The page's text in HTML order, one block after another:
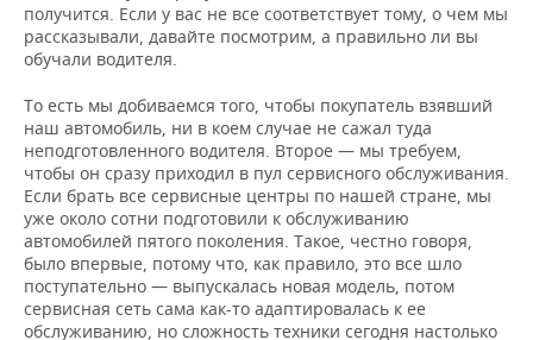
получится. Если у вас не все соответствует тому, о чем мы
рассказывали, давайте посмотрим, а правильно ли вы
обучали водителя.
То есть мы добиваемся того, чтобы покупатель взявший
наш автомобиль, ни в коем случае не сажал туда
неподготовленного водителя. Второе — мы требуем,
чтобы он сразу приходил в пул сервисного обслуживания.
Если брать все сервисные центры по нашей стране, мы
уже около сотни подготовили к обслуживанию
автомобилей пятого поколения. Такое, честно говоря,
было впервые, потому что, как правило, это все шло
поступательно — выпускалась новая модель, потом
сервисная сеть сама как-то адаптировалась к ее
обслуживанию, но сложность техники сегодня настолько